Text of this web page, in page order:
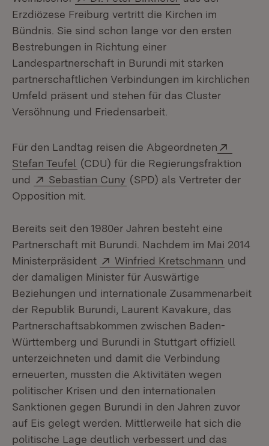
Erzdiözese Freiburg vertritt die Kirchen im
Bündnis. Sie sind schon lange vor den ersten
Bestrebungen in Richtung einer
Landespartnerschaft in Burundi mit starken
partnerschaftlichen Verbindungen im kirchlichen
Umfeld präsent und stehen für das Cluster
Versöhnung und Friedensarbeit.
Für den Landtag reisen die Abgeordneten
Stefan Teufel (Öffnet in neuem Fenster)
(CDU) für die Regierungsfraktion
und
Extern:
Sebastian Cuny (Öffnet in neuem Fenster)
(SPD) als Vertreter der
Opposition mit.
Bereits seit den 1980er Jahren besteht eine
Partnerschaft mit Burundi. Nachdem im Mai 2014
Ministerpräsident
Extern:
Winfried Kretschmann (Öffnet
und
der damaligen Minister für Auswärtige
Beziehungen und internationale Zusammenarbeit
der Republik Burundi, Laurent Kavakure, das
Partnerschaftsabkommen zwischen Baden-
Württemberg und Burundi in Stuttgart offiziell
unterzeichneten und damit die Verbindung
erneuerten, mussten die Aktivitäten wegen
politischer Krisen und den internationalen
Sanktionen gegen Burundi in den Jahren zuvor
auf Eis gelegt werden. Mittlerweile hat sich die
politische Lage deutlich verbessert und das